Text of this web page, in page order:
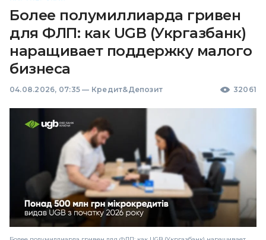
Более полумиллиарда гривен
для ФЛП: как UGB (Укргазбанк)
наращивает поддержку малого
бизнеса
04.08.2026, 07:35 — Кредит&Депозит 32061